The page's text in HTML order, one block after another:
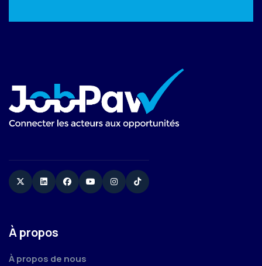
TwitterLinkedinFacebookYouTubeInstagram
TikTok
À propos
À propos de nous